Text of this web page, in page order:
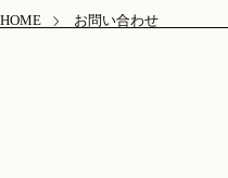
HOME お問い合わせ